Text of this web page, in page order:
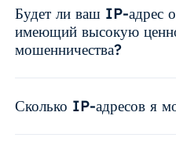
Будет ли ваш IP-адрес
имеющий высокую
мошенничества?
Сколько IP-адресов я